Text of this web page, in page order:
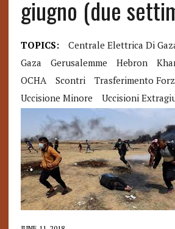
giugno (due
TOPICS: Centrale Elettrica Di
Gaza
Gerusalemme Hebron
OCHA
Scontri
Trasferimento
Uccisione Minore
Uccisioni